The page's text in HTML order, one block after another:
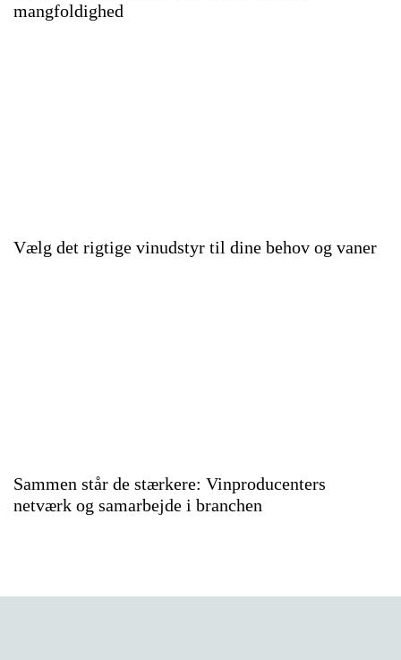
mangfoldighed
Vælg det rigtige vinudstyr til dine behov og vaner
Sammen står de stærkere: Vinproducenters
netværk og samarbejde i branchen